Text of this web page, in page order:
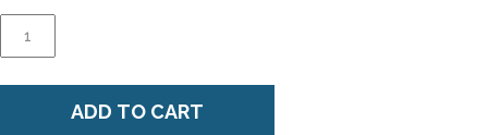
Box
quantity
ADD TO CART